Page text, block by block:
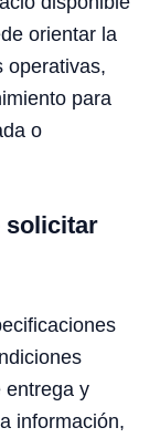
orientar la
operativas,
para
o
solicitar
entrega y
información,